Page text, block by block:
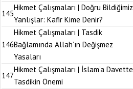
145
Hikmet Çalışmaları | Doğru Bildiğimiz
Yanlışlar: Kafir Kime Denir?
146
Hikmet Çalışmaları | Tasdik
Bağlamında Allah’ın Değişmez
Yasaları
147
Hikmet Çalışmaları | İslam’a Davette
Tasdikin Önemi